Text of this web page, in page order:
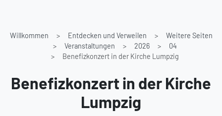
Willkommen Entdecken und Verweilen
Weitere Seiten
Veranstaltungen
2026
04
Benefizkonzert in der Kirche Lumpzig
Benefizkonzert in der Kirche
Lumpzig